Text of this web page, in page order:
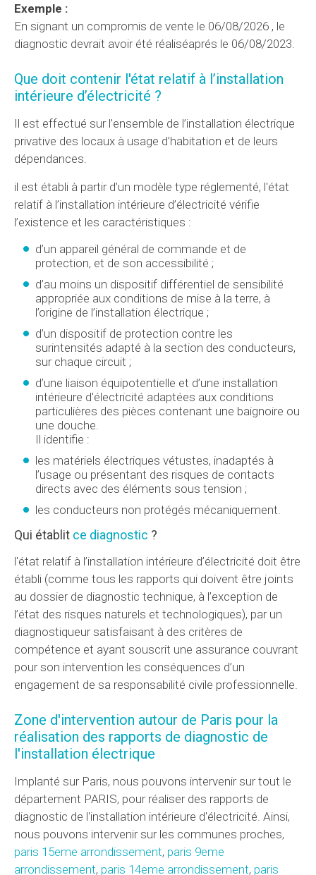
Exemple :
En signant un compromis de vente le 06/08/2026 , le
diagnostic devrait avoir été réaliséaprés le 06/08/2023.
Que doit contenir l'état relatif à l’installation
intérieure d’électricité ?
Il est effectué sur l’ensemble de l’installation électrique
privative des locaux à usage d’habitation et de leurs
dépendances.
il est établi à partir d’un modèle type réglementé, l'état
relatif à l’installation intérieure d’électricité vérifie
l’existence et les caractéristiques :
d’un appareil général de commande et de
protection, et de son accessibilité ;
d’au moins un dispositif différentiel de sensibilité
appropriée aux conditions de mise à la terre, à
l’origine de l’installation électrique ;
d’un dispositif de protection contre les
surintensités adapté à la section des conducteurs,
sur chaque circuit ;
d’une liaison équipotentielle et d’une installation
intérieure d'électricité adaptées aux conditions
particulières des pièces contenant une baignoire ou
une douche.
Il identifie :
les matériels électriques vétustes, inadaptés à
l’usage ou présentant des risques de contacts
directs avec des éléments sous tension ;
les conducteurs non protégés mécaniquement.
Qui établit ce diagnostic ?
l'état relatif à l’installation intérieure d’électricité doit être
établi (comme tous les rapports qui doivent être joints
au dossier de diagnostic technique, à l’exception de
l’état des risques naturels et technologiques), par un
diagnostiqueur satisfaisant à des critères de
compétence et ayant souscrit une assurance couvrant
pour son intervention les conséquences d’un
engagement de sa responsabilité civile professionnelle.
Zone d'intervention autour de Paris pour la
réalisation des rapports de diagnostic de
l'installation électrique
Implanté sur Paris, nous pouvons intervenir sur tout le
département PARIS, pour réaliser des rapports de
diagnostic de l'installation intérieure d'électricité. Ainsi,
nous pouvons intervenir sur les communes proches,
paris 15eme arrondissement, paris 9eme
arrondissement, paris 14eme arrondissement, paris